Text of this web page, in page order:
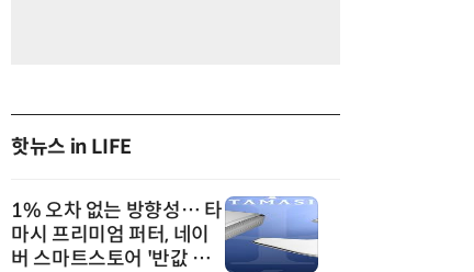
핫뉴스 in LIFE
1% 오차 없는 방향성… 타
마시 프리미엄 퍼터, 네이
버 스마트스토어 '반값 할